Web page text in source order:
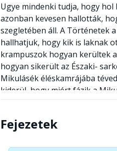
Ugye mindenki tudja, hogy hol
azonban kevesen hallották,
szegletében áll. A Történetek
hallhatjuk, hogy kik is laknak
krampuszok hogyan kerültek
hogyan sikerült az Északi-
Mikulásék éléskamrájába
kiderül, hogy miért fázik a
személyi igazolványa után,
köszöntést? A tavaszi
Fejezetek